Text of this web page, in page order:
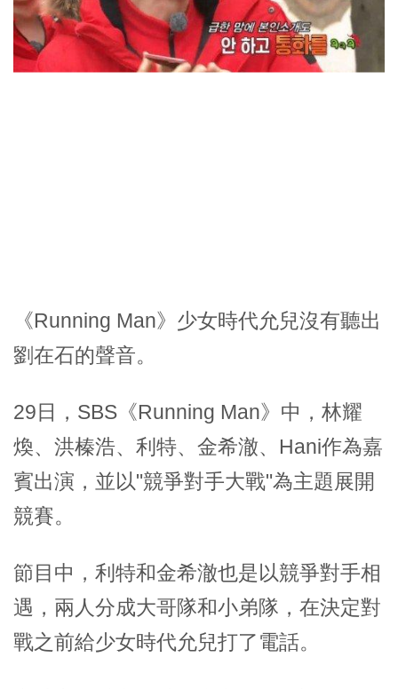
《Running Man》少女時代允兒沒有聽出
劉在石的聲音。
29日，SBS《Running Man》中，林耀
煥、洪榛浩、利特、金希澈、Hani作為嘉
賓出演，並以"競爭對手大戰"為主題展開
競賽。
節目中，利特和金希澈也是以競爭對手相
遇，兩人分成大哥隊和小弟隊，在決定對
戰之前給少女時代允兒打了電話。